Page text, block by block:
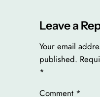
Leave a
Your email
published.
*
Comment *